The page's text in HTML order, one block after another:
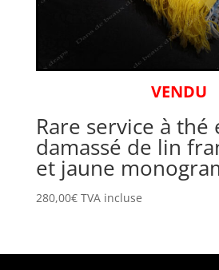
VENDU
Rare service à thé
damassé de lin
et jaune
280,00€ TVA incluse